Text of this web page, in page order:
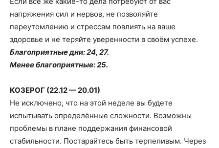
напряжения сил и нервов, не позволяйте
переутомлению и стрессам повлиять на ваше
здоровье и не теряйте уверенности в своём успехе.
Благоприятные дни: 24, 27.
Менее благоприятные: 25.
КОЗЕРОГ (22.12 — 20.01)
Не исключено, что на этой неделе вы будете
испытывать определённые сложности. Возможны
проблемы в плане поддержания финансовой
стабильности. Постарайтесь быть терпеливым. Через